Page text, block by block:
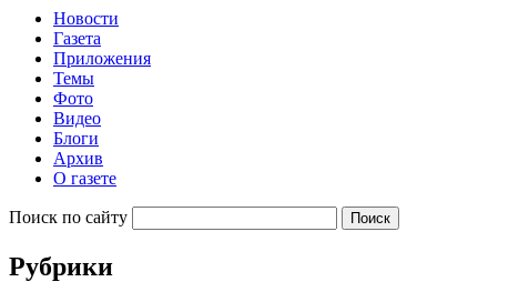
Новости
Газета
Приложения
Темы
Фото
Видео
Блоги
Архив
О газете
Поиск по сайту
Рубрики